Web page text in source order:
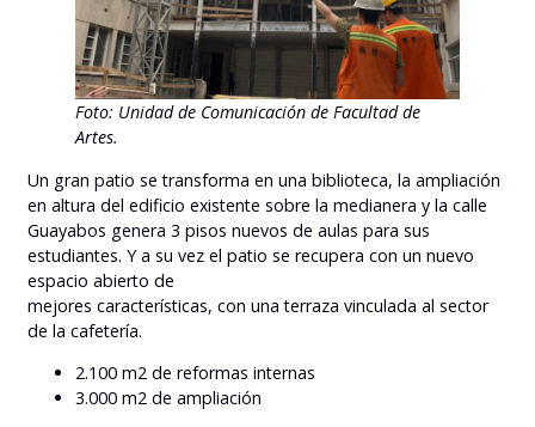
Foto: Unidad de Comunicación de Facultad de
Artes.
Un gran patio se transforma en una biblioteca, la ampliación
en altura del edificio existente sobre la medianera y la calle
Guayabos genera 3 pisos nuevos de aulas para sus
estudiantes. Y a su vez el patio se recupera con un nuevo
espacio abierto de
mejores características, con una terraza vinculada al sector
de la cafetería.
2.100 m2 de reformas internas
3.000 m2 de ampliación